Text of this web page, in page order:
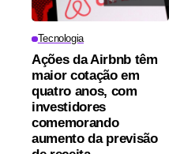
Tecnologia
Ações da Airbnb têm
maior cotação em
quatro anos, com
investidores
comemorando
aumento da previsão